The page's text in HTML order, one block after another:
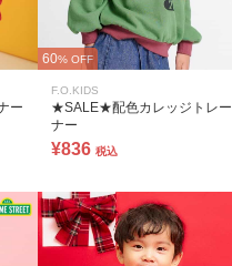
ー
60% OFF
F.O.KIDS
★SALE★配色カレッジトレー
ナー
¥836 税込